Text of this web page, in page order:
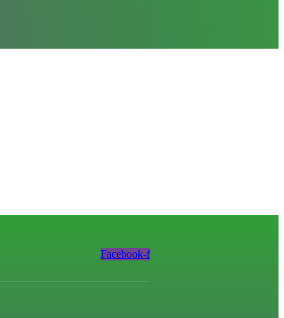
Facebook-f